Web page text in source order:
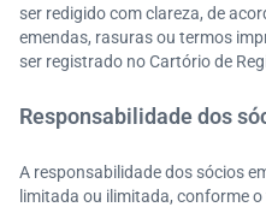
ser redigido com clareza, de
emendas, rasuras ou termos
ser registrado no Cartório de
Responsabilidade dos
A responsabilidade dos sócios
limitada ou ilimitada, conforme